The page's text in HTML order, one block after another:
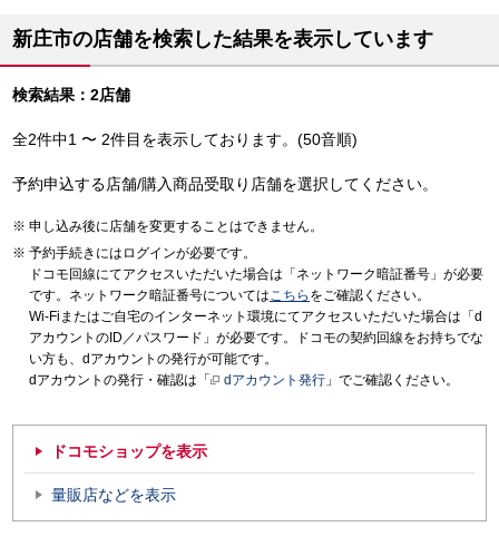
新庄市の店舗を検索した結果を表示しています
検索結果：2店舗
全2件中1 〜 2件目を表示しております。(50音順)
予約申込する店舗/購入商品受取り店舗を選択してください。
申し込み後に店舗を変更することはできません。
予約手続きにはログインが必要です。
ドコモ回線にてアクセスいただいた場合は「ネットワーク暗証番号」が必要
です。ネットワーク暗証番号についてはこちら をご確認ください。
Wi-Fiまたはご自宅のインターネット環境にてアクセスいただいた場合は「d
アカウントのID／パスワード」が必要です。ドコモの契約回線をお持ちでな
い方も、dアカウントの発行が可能です。
dアカウントの発行・確認は「
dアカウント発行 」でご確認ください。
ドコモショップを表示
量販店などを表示